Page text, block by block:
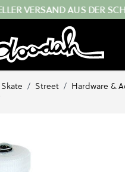
VERSAND AUS DER
Skate / Street / Hardware &